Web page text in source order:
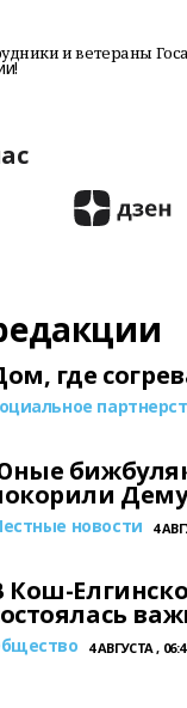
и ветераны
где
Дему
новости 4
Кош-
4 АВГУСТА ,